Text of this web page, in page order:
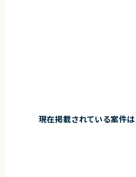
現在掲載されている案件は